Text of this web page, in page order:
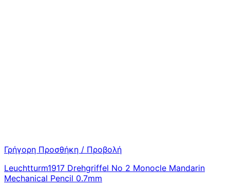
Γρήγορη Προσθήκη / Προβολή
Leuchtturm1917 Drehgriffel No 2 Monocle Mandarin
Mechanical Pencil 0.7mm